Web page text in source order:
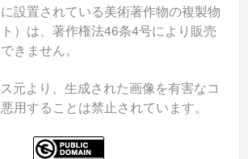
設置されている美術著作物の複製物
ト）は、著作権法46条4号により販売
きません。
元より、生成された画像を有害なコ
用することは禁止されています。